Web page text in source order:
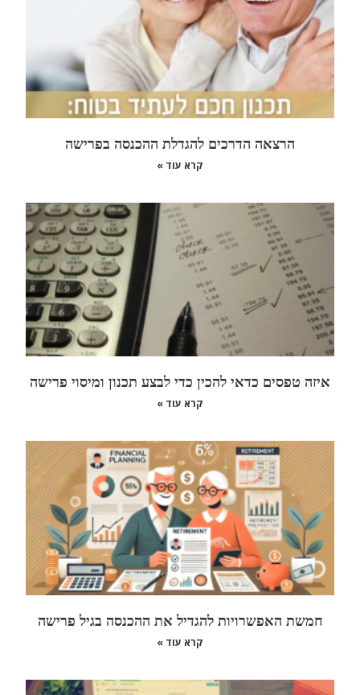
הרצאה הדרכים להגדלת ההכנסה בפרישה
קרא עוד »
איזה טפסים כדאי להכין כדי לבצע תכנון ומיסוי פרישה
קרא עוד »
חמשת האפשרויות להגדיל את ההכנסה בגיל פרישה
קרא עוד »